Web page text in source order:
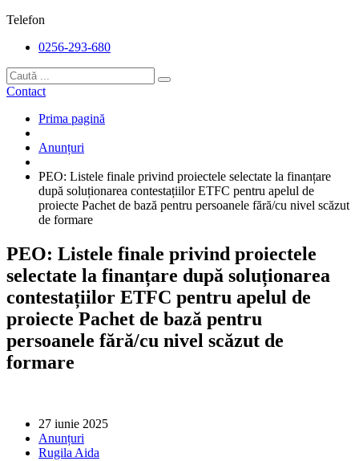
Telefon
0256-293-680
Contact
Prima pagină
Anunțuri
PEO: Listele finale privind proiectele selectate la finanțare
după soluționarea contestațiilor ETFC pentru apelul de
proiecte Pachet de bază pentru persoanele fără/cu nivel scăzut
de formare
PEO: Listele finale privind proiectele
selectate la finanțare după soluționarea
contestațiilor ETFC pentru apelul de
proiecte Pachet de bază pentru
persoanele fără/cu nivel scăzut de
formare
27 iunie 2025
Anunțuri
Rugila Aida